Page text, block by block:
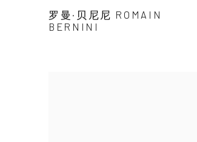
罗曼·贝尼尼 ROMAIN
BERNINI